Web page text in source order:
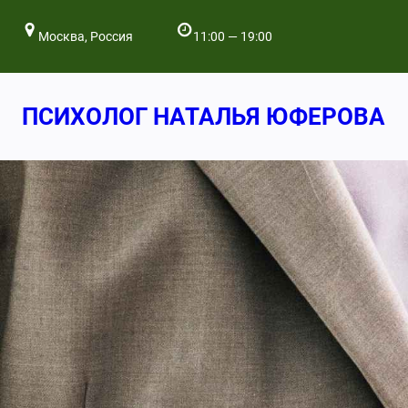
Москва, Россия 11:00 — 19:00
ПСИХОЛОГ НАТАЛЬЯ ЮФЕРОВА